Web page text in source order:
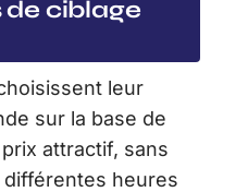
de ciblage
leur
sur la base de
attractif, sans
heures